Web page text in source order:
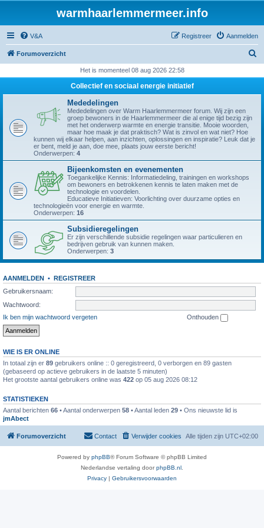
warmhaarlemmermeer.info
V&A Aanmelden
Registreer
Forumoverzicht
k
Het is momenteel 08 aug 2026 22:58
Collectief en sociaal energie initiatief
Mededelingen
Mededelingen over Warm Haarlemmermeer forum. Wij zijn een
groep bewoners in de Haarlemmermeer die al enige tijd bezig zijn
met het onderwerp warmte en energie transitie. Mooie woorden,
maar hoe maak je dat praktisch? Wat is zinvol en wat niet? Hoe
kunnen wij elkaar helpen, aan inzichten, oplossingen en inspiratie? Leuk dat je
er bent, meld je aan, doe mee, plaats jouw eerste bericht!
Onderwerpen: 4
Bijeenkomsten en evenementen
Toegankelijke Kennis: Informatiedeling, trainingen en workshops
om bewoners en betrokkenen kennis te laten maken met de
technologie en voordelen.
Educatieve Initiatieven: Voorlichting over duurzame opties en
technologieën voor energie en warmte.
Onderwerpen: 16
Subsidieregelingen
Er zijn verschillende subsidie regelingen waar particulieren en
bedrijven gebruik van kunnen maken.
Onderwerpen: 3
AANMELDEN • REGISTREER
Gebruikersnaam:
Wachtwoord:
Ik ben mijn wachtwoord vergeten
Onthouden
WIE IS ER ONLINE
In totaal zijn er 89 gebruikers online :: 0 geregistreerd, 0 verborgen en 89 gasten
(gebaseerd op actieve gebruikers in de laatste 5 minuten)
Het grootste aantal gebruikers online was 422 op 05 aug 2026 08:12
STATISTIEKEN
Aantal berichten 66 • Aantal onderwerpen 58 • Aantal leden 29 • Ons nieuwste lid is
jmAbect
Forumoverzicht Alle tijden zijn UTC+02:00
Verwijder cookies
Contact
Powered by phpBB® Forum Software © phpBB Limited
Nederlandse vertaling doorphpBB.nl
Privacy | Gebruikersvoorwaarden